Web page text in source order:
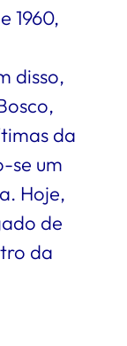
1960,
disso,
da
se um
Hoje,
de
da